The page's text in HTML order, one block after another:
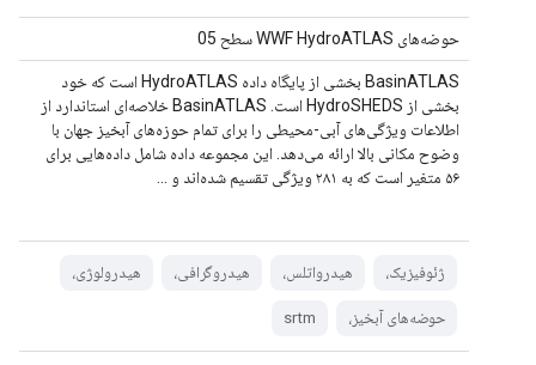
حوضه‌های WWF HydroATLAS سطح 05
BasinATLAS بخشی از پایگاه داده HydroATLAS است که خود
بخشی از HydroSHEDS است. BasinATLAS خلاصه‌ای استاندارد از
اطلاعات ویژگی‌های آبی-محیطی را برای تمام حوزه‌های آبخیز جهان با
وضوح مکانی بالا ارائه می‌دهد. این مجموعه داده شامل داده‌هایی برای
۵۶ متغیر است که به ۲۸۱ ویژگی تقسیم شده‌اند و ...
ژئوفیزیک، هیدرواتلس، هیدروگرافی، هیدرولوژی،
حوضه‌های آبخیز، srtm